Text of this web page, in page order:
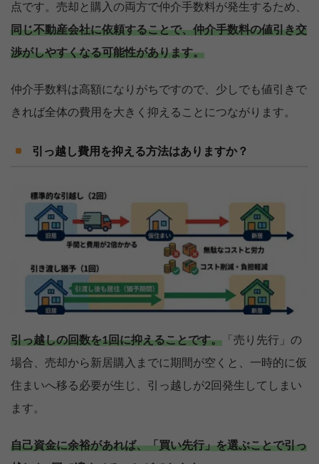
点です。売却と購入の両方で仲介手数料が発生するため、
同じ不動産会社に依頼することで、仲介手数料の値引き交
渉がしやすくなる可能性があります。
仲介手数料は高額になりがちですので、少しでも値引きで
きれば全体の費用を大きく抑えることにつながります。
引っ越し費用を抑える方法はありますか？
引っ越しの回数を1回に抑えることです。 「売り先行」の
場合、売却から新居購入までに期間が空くと、一時的に仮
住まいへ移る必要が生じ、引っ越しが2回発生してしまい
ます。
自己資金に余裕があれば、「買い先行」を選ぶことで引っ